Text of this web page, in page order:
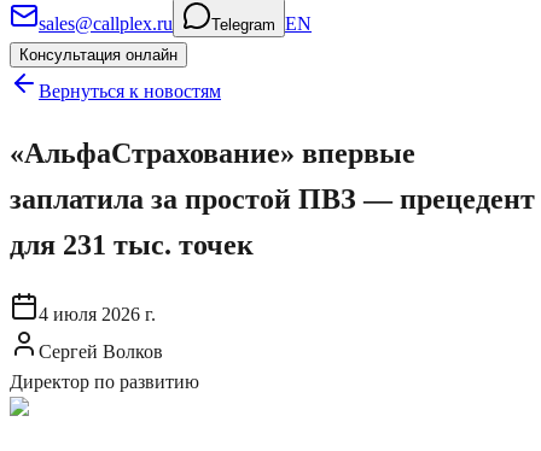
sales@callplex.ru
Telegram EN
Консультация онлайн
Вернуться к новостям
«АльфаСтрахование» впервые
заплатила за простой ПВЗ — прецедент
для 231 тыс. точек
4 июля 2026 г.
Сергей Волков
Директор по развитию